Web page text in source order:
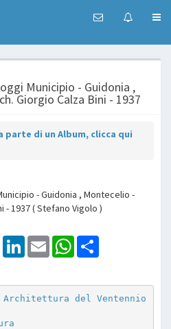
Municipio - Guidonia ,
Giorgio Calza Bini - 1937
di un Album, clicca qui
- Guidonia , Montecelio -
- 1937 ( Stefano Vigolo )
PinterestLinkedInEmail WhatsApp
del Ventennio